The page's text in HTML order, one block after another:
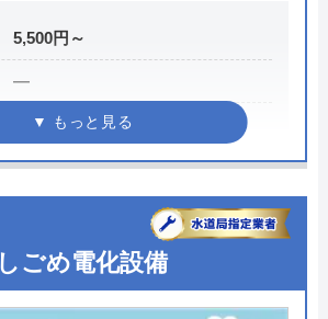
5,500円～
―
最短30分
24時間
出張見積もり無料
現金、クレジットカード、銀行振
ごめ電化設備